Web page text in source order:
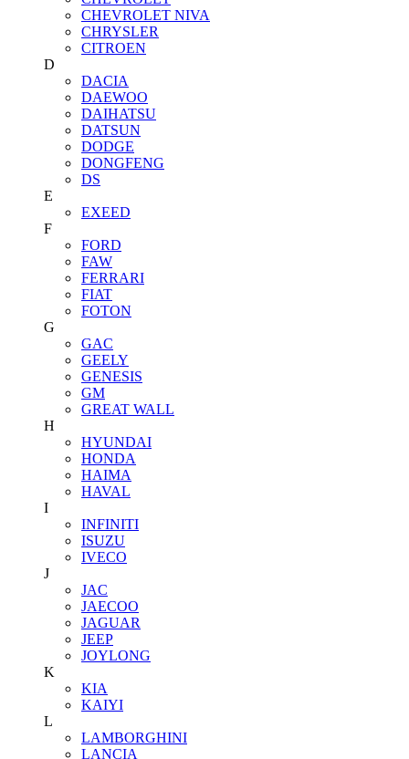
CHEVROLET NIVA
CHRYSLER
CITROEN
D
DACIA
DAEWOO
DAIHATSU
DATSUN
DODGE
DONGFENG
DS
E
EXEED
F
FORD
FAW
FERRARI
FIAT
FOTON
G
GAC
GEELY
GENESIS
GM
GREAT WALL
H
HYUNDAI
HONDA
HAIMA
HAVAL
I
INFINITI
ISUZU
IVECO
J
JAC
JAECOO
JAGUAR
JEEP
JOYLONG
K
KIA
KAIYI
L
LAMBORGHINI
LANCIA